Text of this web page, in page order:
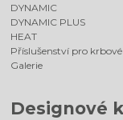
DYNAMIC
DYNAMIC PLUS
HEAT
Příslušenství pro
Galerie
Designové